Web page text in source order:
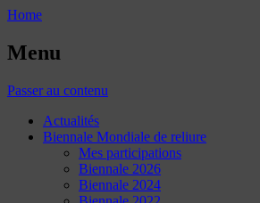
Home
Menu
Passer au contenu
Actualités
Biennale Mondiale de reliure
Mes participations
Biennale 2026
Biennale 2024